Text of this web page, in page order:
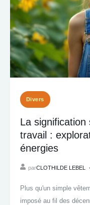
Divers
La signification
travail :
énergies
parCLOTHILDE LEBEL
Plus qu'un simple
imposé au fil des